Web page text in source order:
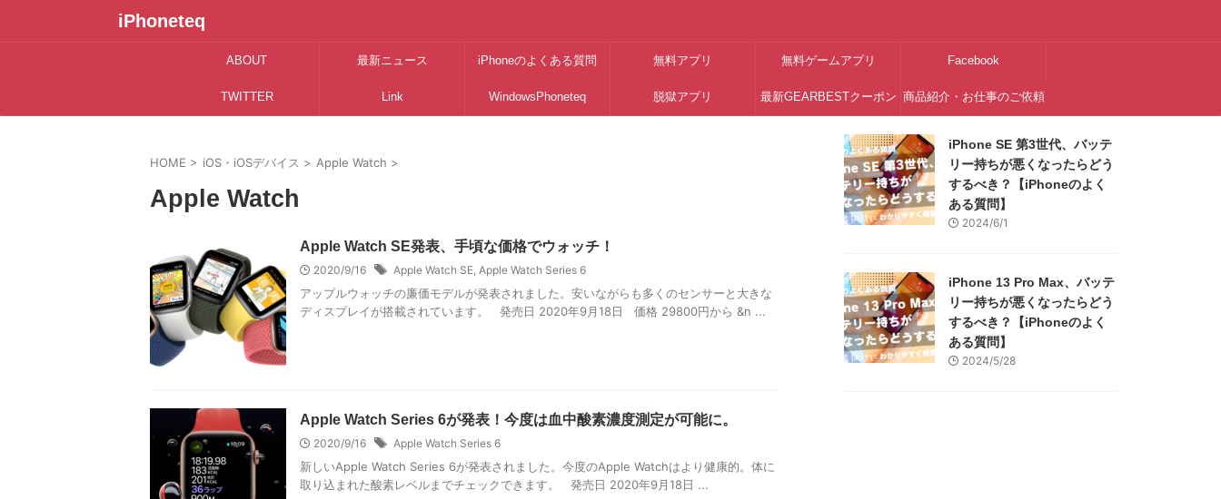
iPhoneteq
ABOUT 最新ニュース iPhoneのよくある質問 無料アプリ 無料ゲームアプリ Facebook
TWITTER Link WindowsPhoneteq 脱獄アプリ 最新GEARBESTクーポン 商品紹介・お仕事のご依頼
HOME > iOS・iOSデバイス > Apple Watch >
Apple Watch
Apple Watch SE発表、手頃な価格でウォッチ！
2020/9/16 Apple Watch SE, Apple Watch Series 6
アップルウォッチの廉価モデルが発表されました。安いながらも多くのセンサーと大きな
ディスプレイが搭載されています。 発売日 2020年9月18日 価格 29800円から &n ...
Apple Watch Series 6が発表！今度は血中酸素濃度測定が可能に。
2020/9/16 Apple Watch Series 6
新しいApple Watch Series 6が発表されました。今度のApple Watchはより健康的。体に
取り込まれた酸素レベルまでチェックできます。 発売日 2020年9月18日 ...
iPhone SE 第3世代、バッテ
リー持ちが悪くなったらどう
するべき？【iPhoneのよく
ある質問】
2024/6/1
iPhone 13 Pro Max、バッテ
リー持ちが悪くなったらどう
するべき？【iPhoneのよく
ある質問】
2024/5/28